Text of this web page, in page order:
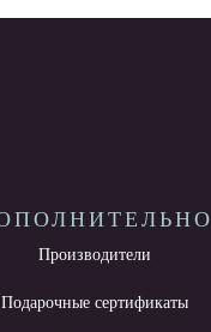
Производители
Подарочные сертификаты